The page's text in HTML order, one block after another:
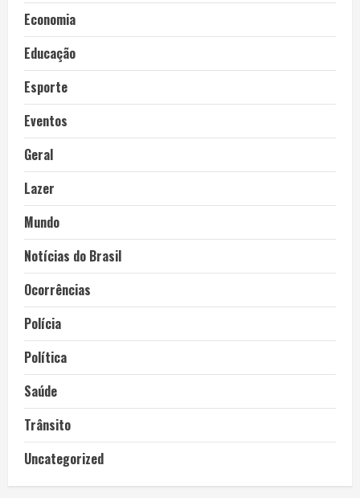
Economia
Educação
Esporte
Eventos
Geral
Lazer
Mundo
Notícias do Brasil
Ocorrências
Polícia
Política
Saúde
Trânsito
Uncategorized